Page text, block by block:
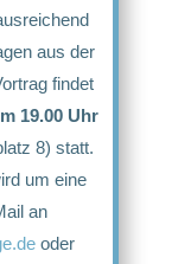
aus der
findet
19.00 Uhr
8) statt.
um eine
an
oder